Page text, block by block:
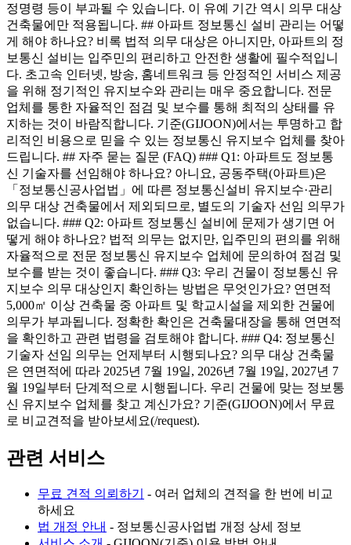
정명령 등이 부과될 수 있습니다. 이 유예 기간 역시 의무 대상
건축물에만 적용됩니다. ## 아파트 정보통신 설비 관리는 어떻
게 해야 하나요? 비록 법적 의무 대상은 아니지만, 아파트의 정
보통신 설비는 입주민의 편리하고 안전한 생활에 필수적입니
다. 초고속 인터넷, 방송, 홈네트워크 등 안정적인 서비스 제공
을 위해 정기적인 유지보수와 관리는 매우 중요합니다. 전문
업체를 통한 자율적인 점검 및 보수를 통해 최적의 상태를 유
지하는 것이 바람직합니다. 기준(GIJOON)에서는 투명하고 합
리적인 비용으로 믿을 수 있는 정보통신 유지보수 업체를 찾아
드립니다. ## 자주 묻는 질문 (FAQ) ### Q1: 아파트도 정보통
신 기술자를 선임해야 하나요? 아니요, 공동주택(아파트)은
「정보통신공사업법」에 따른 정보통신설비 유지보수·관리
의무 대상 건축물에서 제외되므로, 별도의 기술자 선임 의무가
없습니다. ### Q2: 아파트 정보통신 설비에 문제가 생기면 어
떻게 해야 하나요? 법적 의무는 없지만, 입주민의 편의를 위해
자율적으로 전문 정보통신 유지보수 업체에 문의하여 점검 및
보수를 받는 것이 좋습니다. ### Q3: 우리 건물이 정보통신 유
지보수 의무 대상인지 확인하는 방법은 무엇인가요? 연면적
5,000㎡ 이상 건축물 중 아파트 및 학교시설을 제외한 건물에
의무가 부과됩니다. 정확한 확인은 건축물대장을 통해 연면적
을 확인하고 관련 법령을 검토해야 합니다. ### Q4: 정보통신
기술자 선임 의무는 언제부터 시행되나요? 의무 대상 건축물
은 연면적에 따라 2025년 7월 19일, 2026년 7월 19일, 2027년 7
월 19일부터 단계적으로 시행됩니다. 우리 건물에 맞는 정보통
신 유지보수 업체를 찾고 계신가요? 기준(GIJOON)에서 무료
로 비교견적을 받아보세요(/request).
관련 서비스
무료 견적 의뢰하기
- 여러 업체의 견적을 한 번에 비교
하세요
법 개정 안내 - 정보통신공사업법 개정 상세 정보